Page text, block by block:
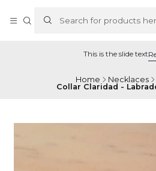
This is the slide text
Home Necklaces
Collar Claridad -